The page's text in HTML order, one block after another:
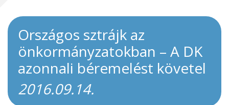
Országos sztrájk az
önkormányzatokban – A DK
azonnali béremelést követel
2016.09.14.